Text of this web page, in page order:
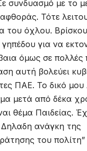
συνδυασμό με το
Τότε
του όχλου.
για να
όμως σε πολλές
αυτή βολεύει
ΠΑΕ. Το δικό μου
μετά από δέκα
θέμα Παιδείας.
Δηλαδη ανάγκη της
του πολίτη”